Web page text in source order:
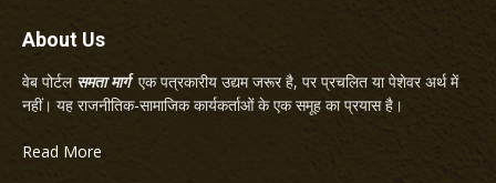
About Us
वेब पोर्टल समता मार्गएक पत्रकारीय उद्यम जरूर है, पर प्रचलित या पेशेवर अर्थ में
नहीं। यह राजनीतिक-सामाजिक कार्यकर्ताओं के एक समूह का प्रयास है।
Read More